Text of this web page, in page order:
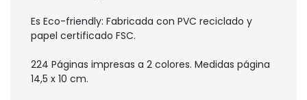
Es Eco-friendly: Fabricada con PVC reciclado y
papel certificado FSC.
224 Páginas impresas a 2 colores. Medidas página
14,5 x 10 cm.